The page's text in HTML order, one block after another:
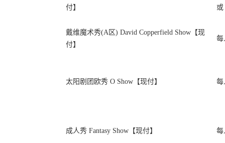
付】
或
戴维魔术秀(A区) David Copperfield Show【现
付】
每
太阳剧团欧秀 O Show【现付】 每
成人秀 Fantasy Show【现付】 每